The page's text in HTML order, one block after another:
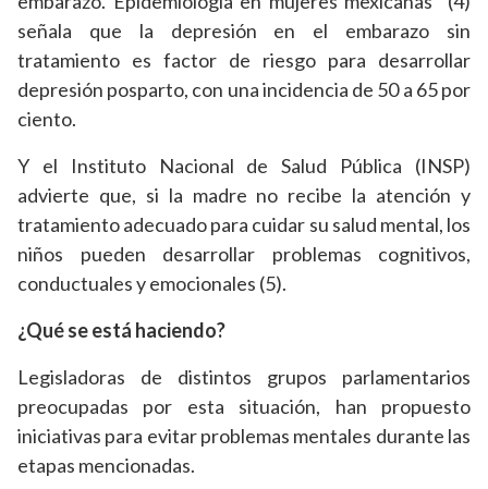
señala que la depresión en el embarazo sin
tratamiento es factor de riesgo para desarrollar
depresión posparto, con una incidencia de 50 a 65 por
ciento.
Y el Instituto Nacional de Salud Pública (INSP)
advierte que, si la madre no recibe la atención y
tratamiento adecuado para cuidar su salud mental, los
niños pueden desarrollar problemas cognitivos,
conductuales y emocionales (5).
¿Qué se está haciendo?
Legisladoras de distintos grupos parlamentarios
preocupadas por esta situación, han propuesto
iniciativas para evitar problemas mentales durante las
etapas mencionadas.